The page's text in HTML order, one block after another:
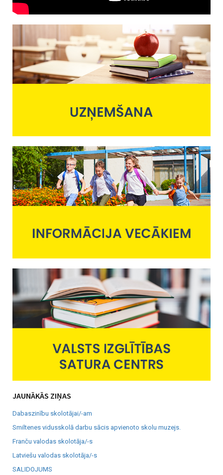
JAUNĀKĀS ZIŅAS
Dabaszinību skolotājai/-am
Smiltenes vidusskolā darbu sācis apvienoto skolu muzejs.
Franču valodas skolotāja/-s
Latviešu valodas skolotāja/-s
SALIDOJUMS